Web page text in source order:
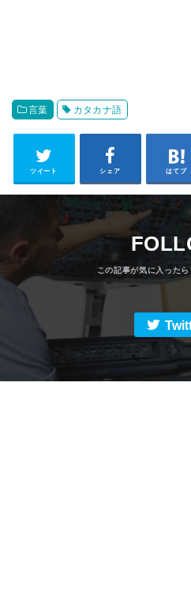
言葉 カタカナ語
ツイート シェア はてブ